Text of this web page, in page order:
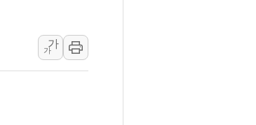
남양주 현대아울렛에 '다산점' 열어
우수사례 세계에 알린다…식약처 AI 심사·소방청 119안심
24에서 자녀 출입국증명서 발급…7일부터 온라인 대리 신
가
가